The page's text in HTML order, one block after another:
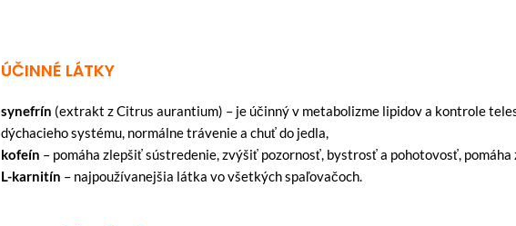
ÚČINNÉ LÁTKY
synefrín (extrakt z Citrus aurantium) – je účinný v metabolizme lipidov a kontrole
dýchacieho systému, normálne trávenie a chuť do jedla,
kofeín – pomáha zlepšiť sústredenie, zvýšiť pozornosť, bystrosť a pohotovosť,
L-karnitín – najpoužívanejšia látka vo všetkých spaľovačoch.